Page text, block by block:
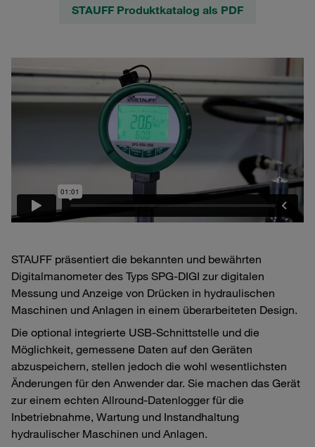
STAUFF Produktkatalog als PDF
STAUFF präsentiert die bekannten und bewährten
Digitalmanometer des Typs SPG-DIGI zur digitalen
Messung und Anzeige von Drücken in hydraulischen
Maschinen und Anlagen in einem überarbeiteten Design.
Die optional integrierte USB-Schnittstelle und die
Möglichkeit, gemessene Daten auf den Geräten
abzuspeichern, stellen jedoch die wohl wesentlichsten
Änderungen für den Anwender dar. Sie machen das Gerät
zur einem echten Allround-Datenlogger für die
Inbetriebnahme, Wartung und Instandhaltung
hydraulischer Maschinen und Anlagen.